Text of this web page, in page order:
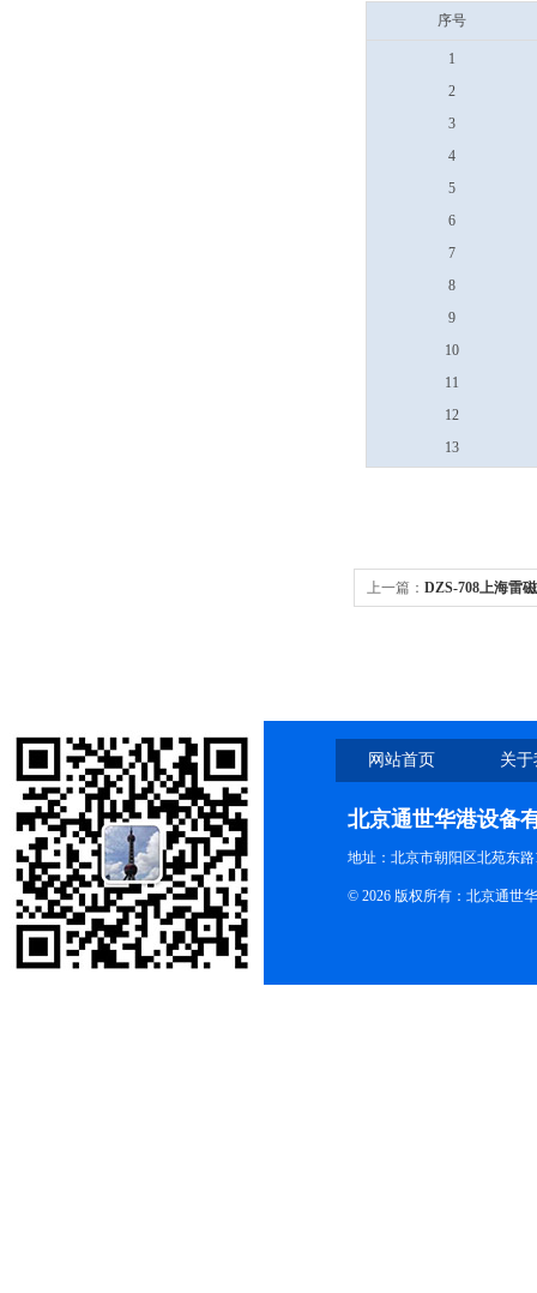
序号
1
2
3
4
5
6
7
8
9
10
11
12
13
上一篇： DZS-708上海雷
网站首页 关
北京通世华港设备
地址：北京市朝阳区北苑东路
© 2026 版权所有：北京通世